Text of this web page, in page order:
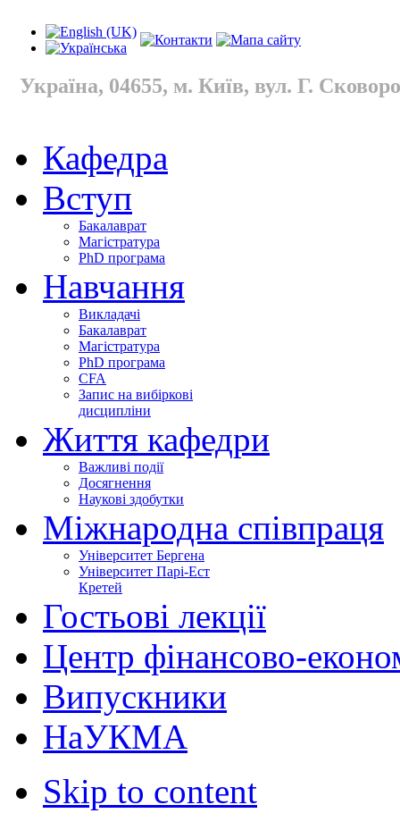
Україна, 04655, м. Київ, вул. Г.
Кафедра
Вступ
Бакалаврат
Магістратура
PhD програма
Навчання
Викладачі
Бакалаврат
Магістратура
PhD програма
CFA
Запис на вибіркові
дисципліни
Життя кафедри
Важливі події
Досягнення
Наукові здобутки
Міжнародна співпраця
Університет Бергена
Університет Парі-Ест
Кретей
Гостьові лекції
Центр фінансово-
Випускники
НаУКМА
Skip to content